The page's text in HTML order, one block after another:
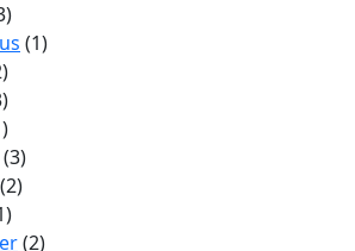
(1)
(3)
(2)
(2)